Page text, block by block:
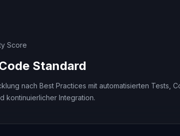
Score
Standard
nach Best Practices mit automatisierten Tests,
kontinuierlicher Integration.